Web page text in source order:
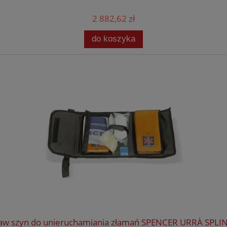
2 882,62 zł
do koszyka
szyn do unieruchamiania złamań SPENCER URRÀ